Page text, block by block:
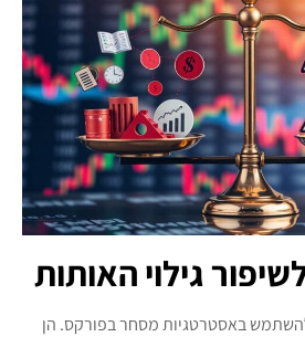
גילוי האותות
באסטרטגיות מסחר בפורקס. הן